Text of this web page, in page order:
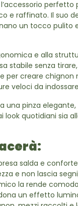
l’accessorio perfetto
e raffinato. Il suo
un tocco pulito
e alla
stabile senza
per creare chignon
veloci da
una pinza
look quotidiani sia
salda e
e non lascia
la rende
un effetto